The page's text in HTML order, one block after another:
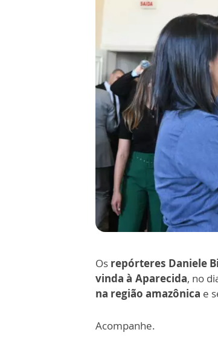
Os repórteres Daniele
vinda à Aparecida, no
na região amazônica e
Acompanhe.